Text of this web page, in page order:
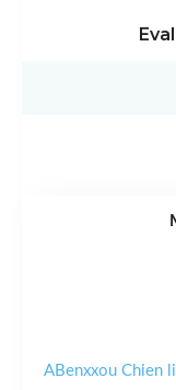
ABenxxou Chien